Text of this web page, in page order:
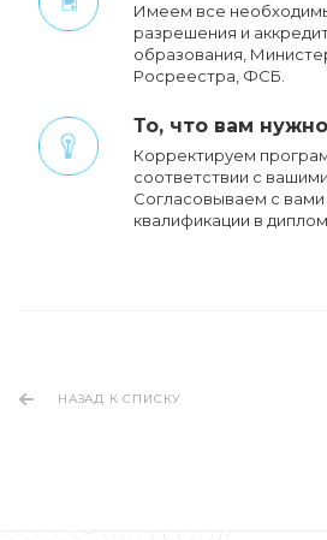
Имеем все
разрешения и
образования,
Росреестра, ФСБ.
То, что вам нужно
Корректируем
соответствии с
Cогласовываем с
квалификации в
НАЗАД К СПИСКУ